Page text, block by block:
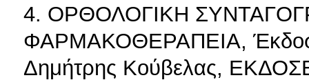
4. ΟΡΘΟΛΟΓΙΚΗ
ΦΑΡΜΑΚΟΘΕΡΑΠΕΙΑ,
Δημήτρης Κούβελας,